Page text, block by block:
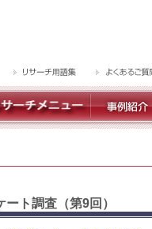
ト調査（第9回）